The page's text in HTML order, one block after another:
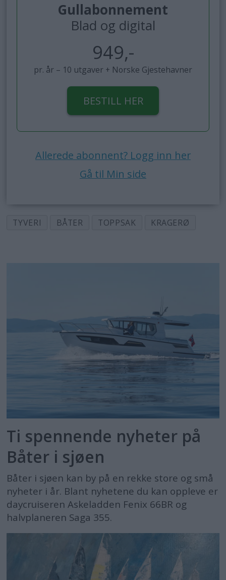
Gullabonnement
Blad og digital
949,-
pr. år – 10 utgaver + Norske Gjestehavner
BESTILL HER
Allerede abonnent? Logg inn her
Gå til Min side
TYVERI BÅTER TOPPSAK KRAGERØ
Ti spennende nyheter på
Båter i sjøen
Båter i sjøen kan by på en rekke store og små
nyheter i år. Blant nyhetene du kan oppleve er
daycruiseren Askeladden Fenix 66BR og
halvplaneren Saga 355.